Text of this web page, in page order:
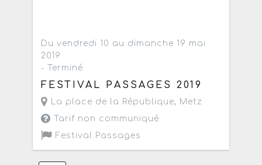
Du vendredi 10 au dimanche 19 mai
2019
- Terminé
FESTIVAL PASSAGES 2019
La place de la République, Metz
Tarif non communiqué
Festival Passages